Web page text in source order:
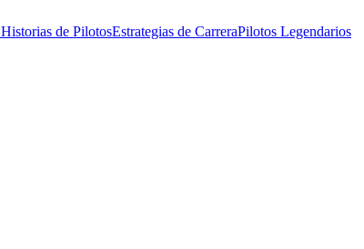
Historias de PilotosEstrategias de CarreraPilotos Legendarios